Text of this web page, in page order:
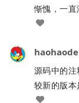
惭愧，一直
源码中的
较新的版本